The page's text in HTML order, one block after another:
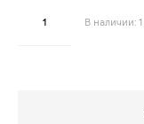
В наличии:1